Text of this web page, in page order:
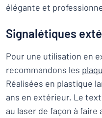
élégante et
Signalétiques
Pour une utilisation en
recommandons les
Réalisées en plastique
ans en extérieur. Le
au laser de façon à faire